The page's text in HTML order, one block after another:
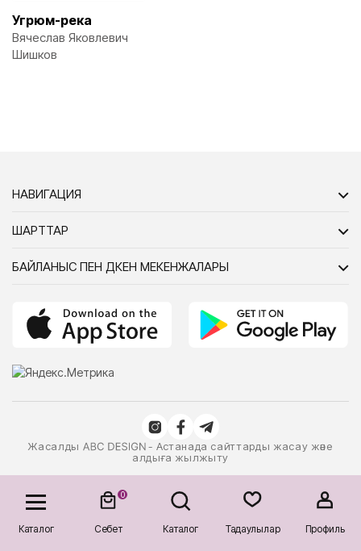
Каталог
0
Себет Каталог Таңдаулылар Профиль
Угрюм-река
Вячеслав Яковлевич
Шишков
НАВИГАЦИЯ
ШАРТТАР
БАЙЛАНЫС ПЕН ДҮКЕН МЕКЕНЖАЛАРЫ
Жасалды
- Астанада сайттарды жасау және
алдыға жылжыту